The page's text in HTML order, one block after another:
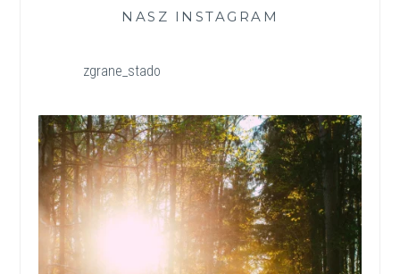
NASZ INSTAGRAM
zgrane_stado